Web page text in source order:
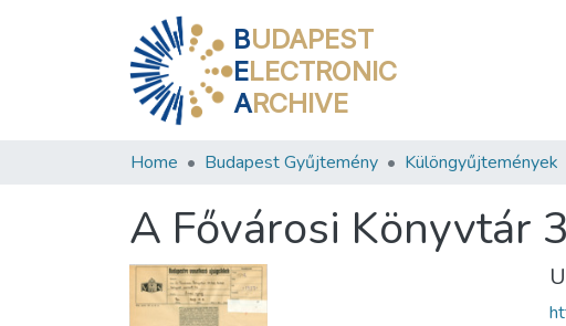
BUDAPEST
ELECTRONIC
ARCHIVE
Home Budapest Gyűjtemény Különgyűjtemények
A Fővárosi Könyvtár